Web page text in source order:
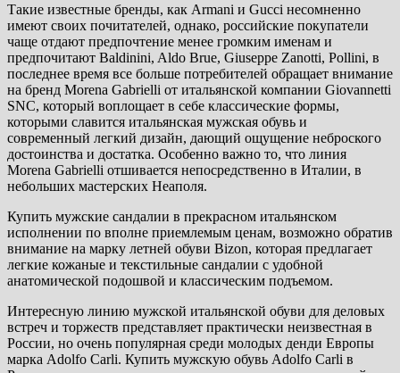
Такие известные бренды, как Armani и Gucci несомненно
имеют своих почитателей, однако, российские покупатели
чаще отдают предпочтение менее громким именам и
предпочитают Baldinini, Aldo Brue, Giuseppe Zanotti, Pollini, в
последнее время все больше потребителей обращает внимание
на бренд Morena Gabrielli от итальянской компании Giovannetti
SNC, который воплощает в себе классические формы,
которыми славится итальянская мужская обувь и
современный легкий дизайн, дающий ощущение неброского
достоинства и достатка. Особенно важно то, что линия
Morena Gabrielli отшивается непосредственно в Италии, в
небольших мастерских Неаполя.
Купить мужские сандалии в прекрасном итальянском
исполнении по вполне приемлемым ценам, возможно обратив
внимание на марку летней обуви Bizon, которая предлагает
легкие кожаные и текстильные сандалии с удобной
анатомической подошвой и классическим подъемом.
Интересную линию мужской итальянской обуви для деловых
встреч и торжеств представляет практически неизвестная в
России, но очень популярная среди молодых денди Европы
марка Adolfo Carli. Купить мужскую обувь Adolfo Carli в